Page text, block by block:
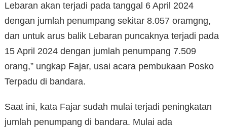
Lebaran akan terjadi pada tanggal 6 April 2024
dengan jumlah penumpang sekitar 8.057 oramgng,
dan untuk arus balik Lebaran puncaknya terjadi pada
15 April 2024 dengan jumlah penumpang 7.509
orang,” ungkap Fajar, usai acara pembukaan Posko
Terpadu di bandara.
Saat ini, kata Fajar sudah mulai terjadi peningkatan
jumlah penumpang di bandara. Mulai ada